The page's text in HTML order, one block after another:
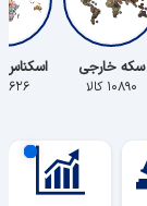
سکه خارجی
۱۰۸۹۰ کالا ۵۶۲۶ کالا